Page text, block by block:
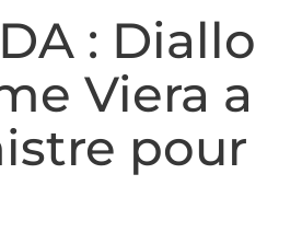
: Diallo
Viera a
pour